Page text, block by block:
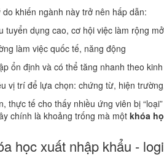
do khiến ngành này trở nên hấp dẫn:
tuyển dụng cao, cơ hội việc làm rộng mở
làm việc quốc tế, năng động
ổn định và có thể tăng nhanh theo
vị trí để lựa chọn: chứng từ, hiện
thực tế cho thấy nhiều ứng viên bị
chính là khoảng trống mà một khóa
học xuất nhập khẩu -